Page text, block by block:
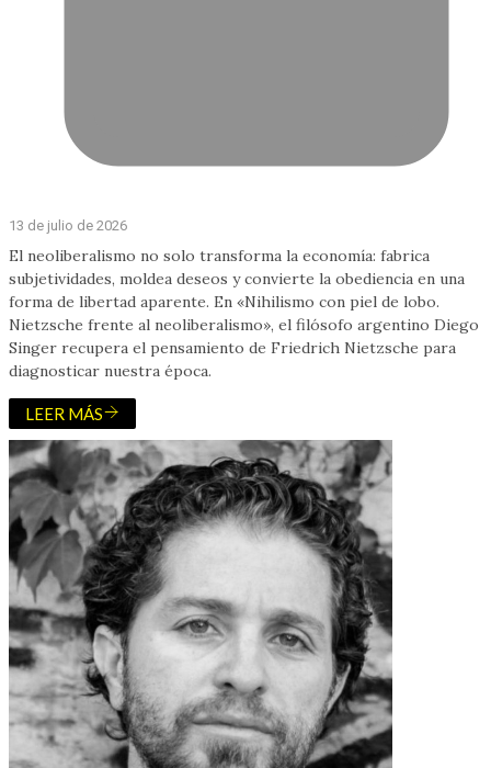
13 de julio de 2026
El neoliberalismo no solo transforma la economía: fabrica
subjetividades, moldea deseos y convierte la obediencia en una
forma de libertad aparente. En «Nihilismo con piel de lobo.
Nietzsche frente al neoliberalismo», el filósofo argentino Diego
Singer recupera el pensamiento de Friedrich Nietzsche para
diagnosticar nuestra época.
LEER MÁS